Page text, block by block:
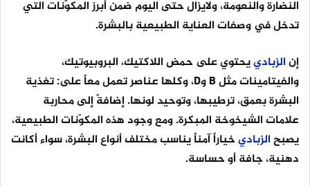
النضارة والنعومة، ولايزال حتى اليوم ضمن أبرز المكوّنات التي
تدخل في وصفات العناية الطبيعية بالبشرة.
إنالزبادييحتوي على حمض اللاكتيك، البروبيوتيك،
والفيتامينات مثل B وD، وكلها عناصر تعمل معاً على: تغذية
البشرة بعمق، ترطيبها، وتوحيد لونها. إضافةً إلى محاربة
علامات الشيخوخة المبكرة. ومع وجود هذه المكوّنات الطبيعية،
يصبحالزباديخياراً آمناً يناسب مختلف أنواع البشرة، سواء أكانت
دهنية، جافة أو حساسة.